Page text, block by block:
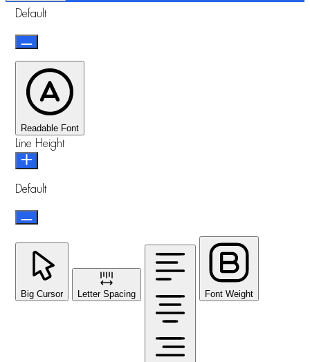
Default
Readable Font
Line Height
Default
Big Cursor Letter Spacing Font Weight